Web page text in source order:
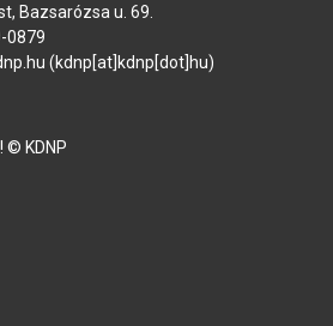
Bazsarózsa u. 69.
0879
.hu (kdnp[at]kdnp[dot]hu)
© KDNP